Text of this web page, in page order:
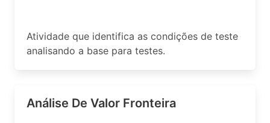
Atividade que identifica as condições de teste
analisando a base para testes.
Análise De Valor Fronteira